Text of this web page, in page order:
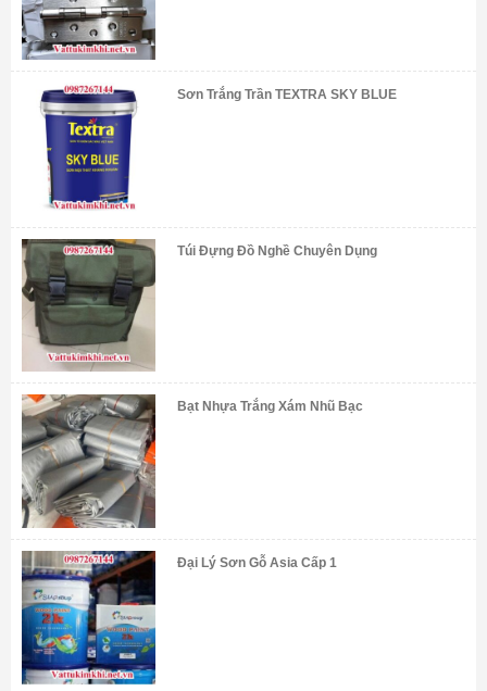
Sơn Trắng Trần TEXTRA SKY BLUE
Túi Đựng Đồ Nghề Chuyên Dụng
Bạt Nhựa Trắng Xám Nhũ Bạc
Đại Lý Sơn Gỗ Asia Cấp 1